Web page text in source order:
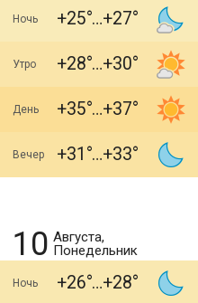
Ночь +25 +27
Утро +28 +30
День +35 +37
Вечер +31 +33
10 Августа,
Понедельник
Ночь +26 +28